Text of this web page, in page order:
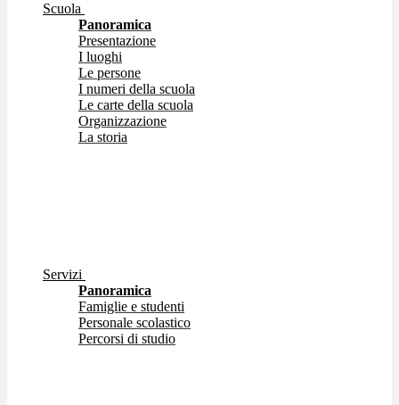
Scuola
Panoramica
Presentazione
I luoghi
Le persone
I numeri della scuola
Le carte della scuola
Organizzazione
La storia
Servizi
Panoramica
Famiglie e studenti
Personale scolastico
Percorsi di studio